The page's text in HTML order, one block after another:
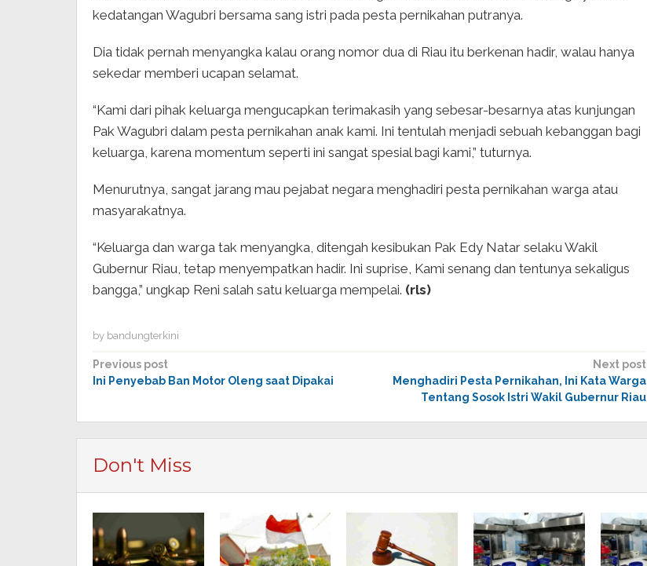
kedatangan Wagubri bersama sang istri pada pesta pernikahan putranya.
Dia tidak pernah menyangka kalau orang nomor dua di Riau itu berkenan hadir, walau hanya
sekedar memberi ucapan selamat.
“Kami dari pihak keluarga mengucapkan terimakasih yang sebesar-besarnya atas kunjungan
Pak Wagubri dalam pesta pernikahan anak kami. Ini tentulah menjadi sebuah kebanggan bagi
keluarga, karena momentum seperti ini sangat spesial bagi kami,” tuturnya.
Menurutnya, sangat jarang mau pejabat negara menghadiri pesta pernikahan warga atau
masyarakatnya.
“Keluarga dan warga tak menyangka, ditengah kesibukan Pak Edy Natar selaku Wakil
Gubernur Riau, tetap menyempatkan hadir. Ini suprise, Kami senang dan tentunya sekaligus
bangga,” ungkap Reni salah satu keluarga mempelai. (rls)
by bandungterkini
Post
navigation
Previous post
Ini Penyebab Ban Motor Oleng saat Dipakai
Next post
Menghadiri Pesta Pernikahan, Ini Kata Warga
Tentang Sosok Istri Wakil Gubernur Riau
Don't Miss